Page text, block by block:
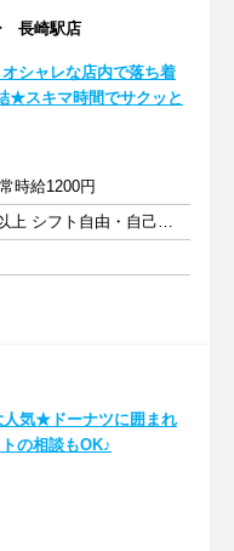
長崎駅店
オシャレな店内で落ち着
★スキマ時間でサクッと
時給1200円
週2日以上 1日3時間以上 シフト自由・自己申告
人気★ドーナツに囲まれ
の相談もOK♪